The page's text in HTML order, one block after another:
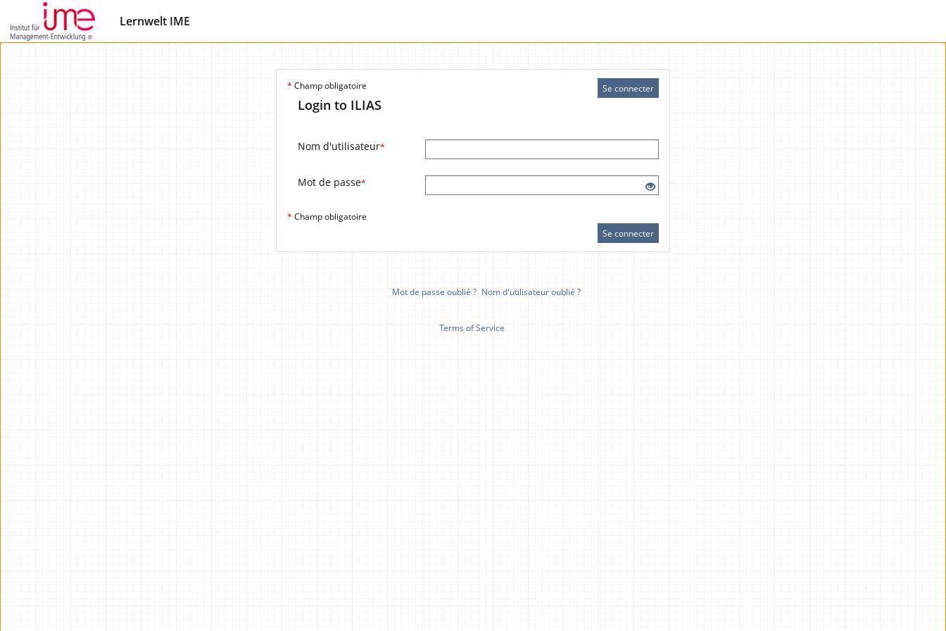
Lernwelt IME
Se connecter
* Champ obligatoire
Login to ILIAS
Nom d'utilisateur*
Mot de passe*
* Champ obligatoire
Se connecter
Mot de passe oublié ? Nom d'utilisateur oublié ?
Terms of Service